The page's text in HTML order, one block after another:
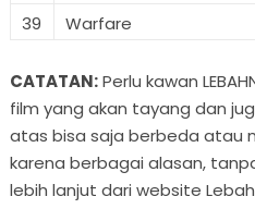
39
Warfare
CATATAN:Perlu kawan
film yang akan tayang dan
atas bisa saja berbeda atau
karena berbagai alasan,
lebih lanjut dari website